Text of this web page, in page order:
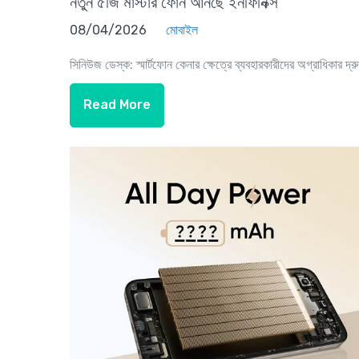
08/04/2026 মোবাইল
সিনিউজ ডেস্ক: স্মার্টফোন কেনার ক্ষেত্রে ব্যবহারকারীদের অগ্রাধিকার
Read More